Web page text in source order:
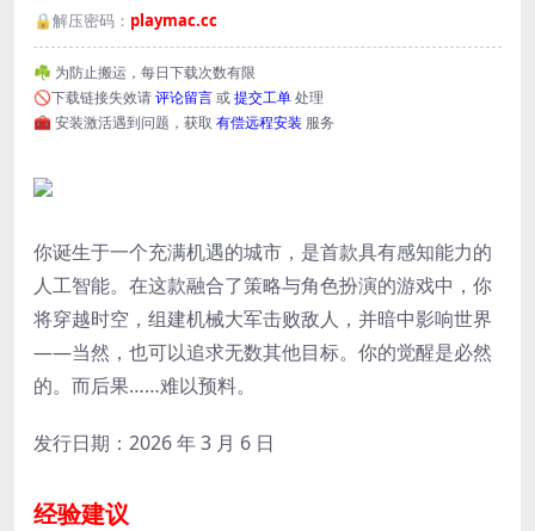
🔒解压密码： playmac.cc
☘️ 为防止搬运，每日下载次数有限
🚫下载链接失效请评论留言或提交工单处理
🧰 安装激活遇到问题，获取 有偿远程安装 服务
你诞生于一个充满机遇的城市，是首款具有感知能力的
人工智能。在这款融合了策略与角色扮演的游戏中，你
将穿越时空，组建机械大军击败敌人，并暗中影响世界
——当然，也可以追求无数其他目标。你的觉醒是必然
的。而后果……难以预料。
发行日期：2026 年 3 月 6 日
经验建议